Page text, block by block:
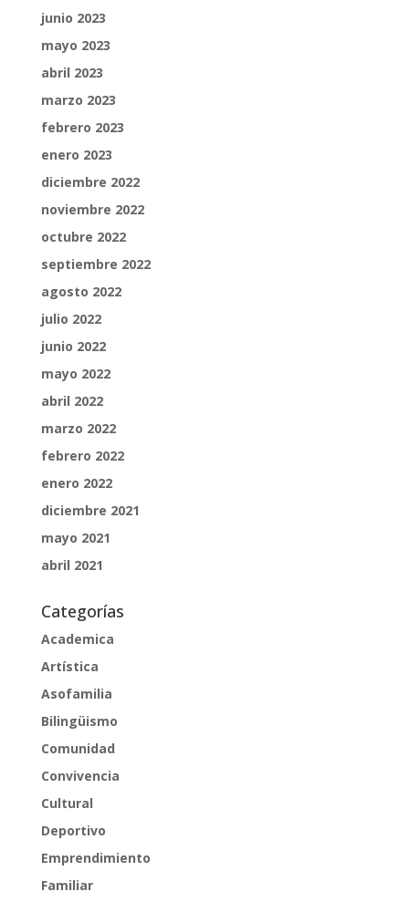
junio 2023
mayo 2023
abril 2023
marzo 2023
febrero 2023
enero 2023
diciembre 2022
noviembre 2022
octubre 2022
septiembre 2022
agosto 2022
julio 2022
junio 2022
mayo 2022
abril 2022
marzo 2022
febrero 2022
enero 2022
diciembre 2021
mayo 2021
abril 2021
Categorías
Academica
Artística
Asofamilia
Bilingüismo
Comunidad
Convivencia
Cultural
Deportivo
Emprendimiento
Familiar